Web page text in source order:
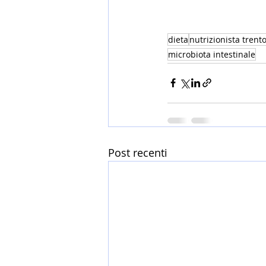
dieta nutrizionista trento
microbiota intestinale
Post recenti